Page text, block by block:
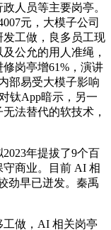
人员等主要岗亭。
元，大模子公司
工做，良多员工现
公允的用人准绳，
岗亭增61%，演讲
部易受大模子影响
钛App暗示，另一
法替代的软技术，
年提拔了9个百
商业。目前 AI 相
劲早已迸发。秦禹
做，AI 相关岗亭